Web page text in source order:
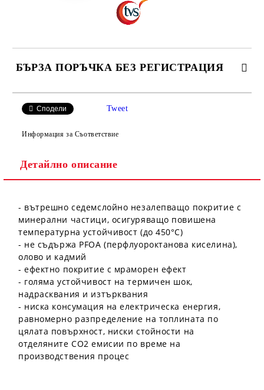
БЪРЗА ПОРЪЧКА БЕЗ РЕГИСТРАЦИЯ
Ние ще се свържем с вас в рамките на работния ден.
Сподели Tweet
Информация за Съответствие
Детайлно описание
- вътрешно седемслойно незалепващо покритие с
минерални частици, осигуряващо повишена
температурна устойчивост (до 450°C)
- не съдържа PFOA (перфлуороктанова киселина),
олово и кадмий
- ефектно покритие с мраморен ефект
- голяма устойчивост на термичен шок,
надрасквания и изтърквания
- ниска консумация на електрическа енергия,
равномерно разпределение на топлината по
цялата повърхност, ниски стойности на
отделяните СО2 емисии по време на
производствения процес